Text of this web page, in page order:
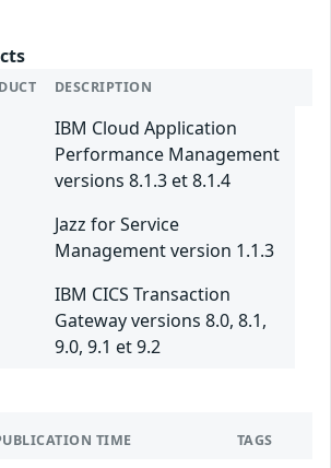
DESCRIPTION
IBM Cloud Application
Performance Management
versions 8.1.3 et 8.1.4
Jazz for Service
Management version 1.1.3
IBM CICS Transaction
Gateway versions 8.0, 8.1,
9.0, 9.1 et 9.2
TIME TAGS